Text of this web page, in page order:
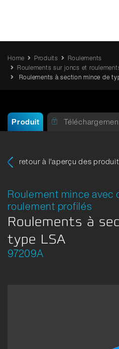
Home Produits
Roulements
Roulements sur joncs et
Roulements à section mince de
Produit
retour à l'aperçu des
Roulement mince avec
roulement profilés
Roulements à
type LSA
97209A